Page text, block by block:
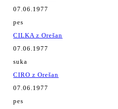
07.06.1977
pes
CILKA z Orešan
07.06.1977
suka
CIRO z Orešan
07.06.1977
pes